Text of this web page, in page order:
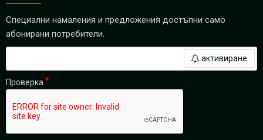
Специални намаления и предложения достъпни само
абонирани потребители.
активиране
Проверка